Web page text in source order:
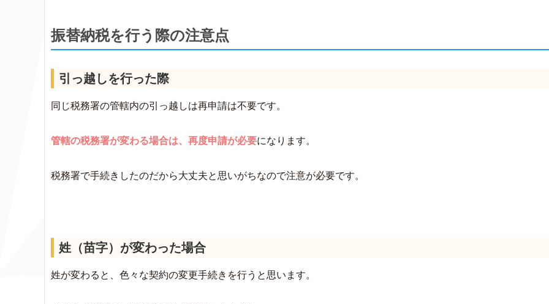
振替納税を行う際の注意点
引っ越しを行った際
同じ税務署の管轄内の引っ越しは再申請は不要です。
管轄の税務署が変わる場合は、再度申請が必要になります。
税務署で手続きしたのだから大丈夫と思いがちなので注意が必要です。
姓（苗字）が変わった場合
姓が変わると、色々な契約の変更手続きを行うと思います。